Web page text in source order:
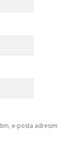
e-posta adresim